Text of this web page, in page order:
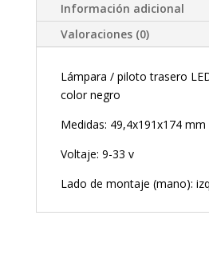
Información adicional
Valoraciones (0)
Lámpara / piloto trasero
color negro
Medidas: 49,4x191x174 mm
Voltaje: 9-33 v
Lado de montaje (mano):